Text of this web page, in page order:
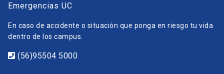
Emergencias UC
En caso de accidente o situación que ponga en riesgo tu vida
dentro de los campus.
(56)95504 5000